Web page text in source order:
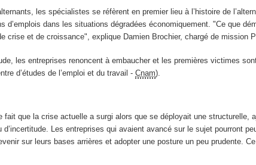
les spécialistes se réfèrent en premier lieu à l’histoire de
dans les situations dégradées économiquement. "Ce que
crise et de croissance", explique Damien Brochier, chargé de mission
les entreprises renoncent à embaucher et les premières victimes
d’études de l’emploi et du travail -Cnam).
fait que la crise actuelle a surgi alors que se déployait une
Les entreprises qui avaient avancé sur le sujet pourront
sur leurs bases arrières et adopter une posture un peu prudente.